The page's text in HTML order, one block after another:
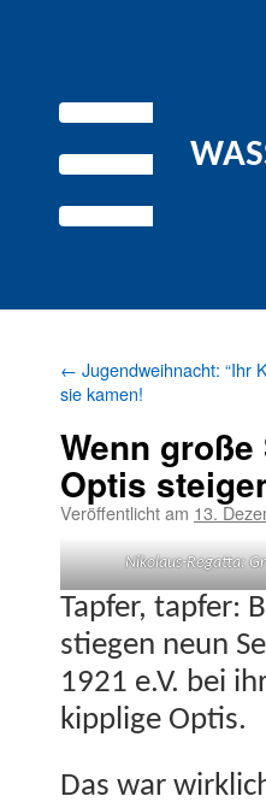
← Jugendweihnacht: “Ihr
sie kamen!
Wenn
Optis
Veröffentlicht am 13.
Niko­laus-Regat­ta:
Tapfer, tapfer:
stiegen neun
1921 e.V. bei
kipplige Optis.
Das war